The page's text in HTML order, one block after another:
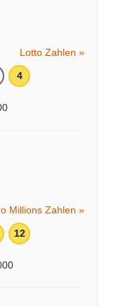
Lotto Zahlen »
4
Millions Zahlen »
12